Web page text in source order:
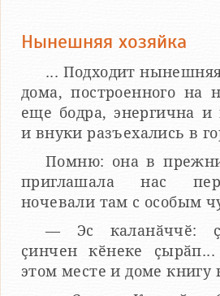
Нынешняя хозяйка
... Подходит
дома, построенного на
еще бодра, энергична и
и внуки разъехались в
Помню: она в
приглашала нас
ночевали там с особым
— Эс каланӑччӗ:
ҫинчен кӗнеке
этом месте и доме книгу